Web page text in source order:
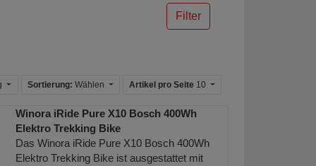
Filter
Sortierung: Wählen Artikel pro Seite 10
Winora iRide Pure X10 Bosch 400Wh
Elektro Trekking Bike
Das Winora iRide Pure X10 Bosch 400Wh
Elektro Trekking Bike ist ausgestattet mit